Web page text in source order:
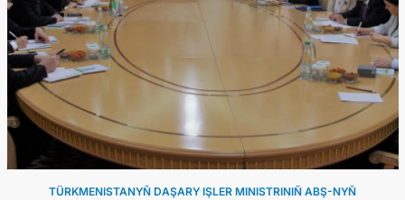
TÜRKMENISTANYŇ DAŞARY IŞLER MINISTRINIŇ ABŞ-NYŇ